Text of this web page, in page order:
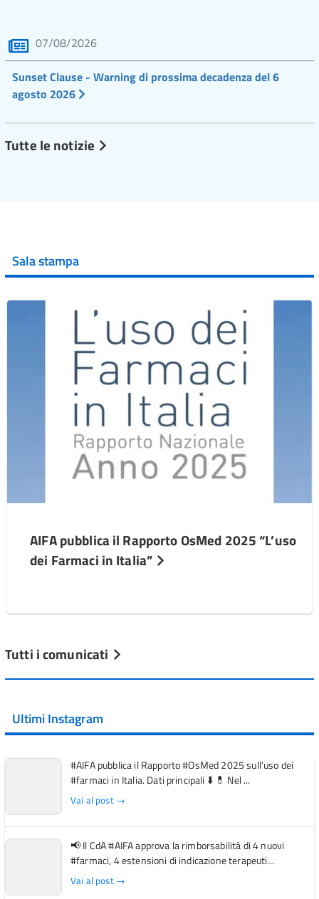
07/08/2026
Sunset Clause - Warning di prossima decadenza del 6
agosto 2026
Tutte le notizie
Sala stampa
AIFA pubblica il Rapporto OsMed 2025 “L’uso
dei Farmaci in Italia”
Tutti i comunicati
Ultimi Instagram
#AIFA pubblica il Rapporto #OsMed 2025 sull’uso dei
#farmaci in Italia. Dati principali ⬇️ 💊 Nel ...
Vai al post →
📢 Il CdA #AIFA approva la rimborsabilità di 4 nuovi
#farmaci, 4 estensioni di indicazione terapeuti...
Vai al post →